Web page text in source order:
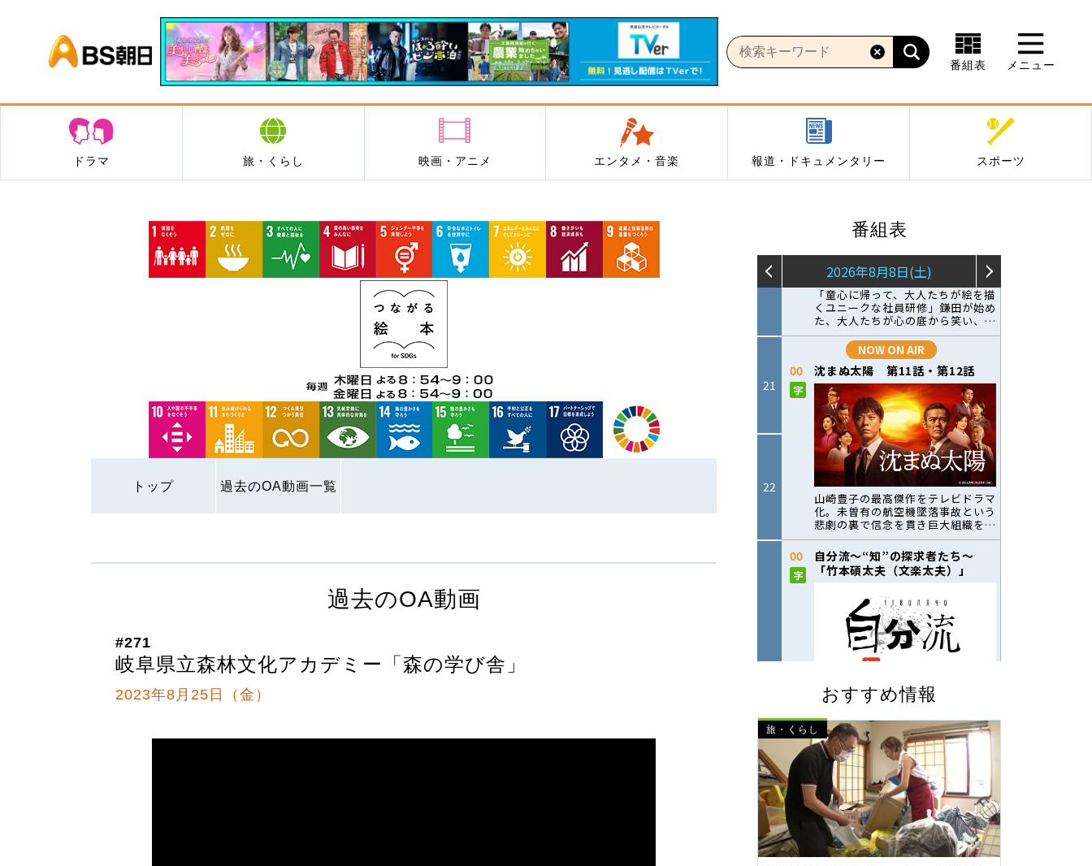
BS朝日
番組表 メニュー
ドラマ 旅・くらし 映画・アニメ エンタメ・音楽 報道・ドキュメンタリー スポーツ
トップ 過去のOA動画一覧
番組表
おすすめ情報
旅・くらし
過去のOA動画
#271
岐阜県立森林文化アカデミー「森の学び舎」
2023年8月25日（金）